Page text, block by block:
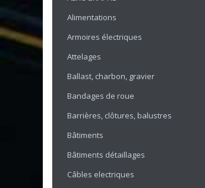
Alimentations
Armoires électriques
Attelages
Ballast, charbon, gravier
Bandages de roue
Barrières, clôtures, balustres
Bâtiments
Bâtiments détaillages
Câbles electriques